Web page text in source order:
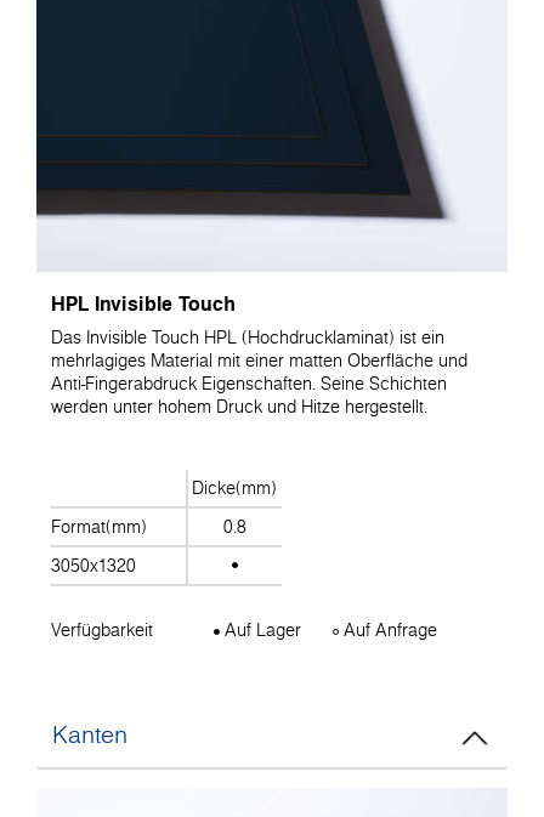
HPL Invisible Touch
Das Invisible Touch HPL (Hochdrucklaminat) ist ein
mehrlagiges Material mit einer matten Oberfläche und
Anti-Fingerabdruck Eigenschaften. Seine Schichten
werden unter hohem Druck und Hitze hergestellt.
Dicke(mm)
Format(mm)
0.8
3050x1320
Verfügbarkeit Auf Lager Auf Anfrage
Kanten